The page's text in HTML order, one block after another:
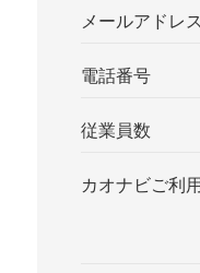
メールアドレス
電話番号
従業員数
カオナビご利